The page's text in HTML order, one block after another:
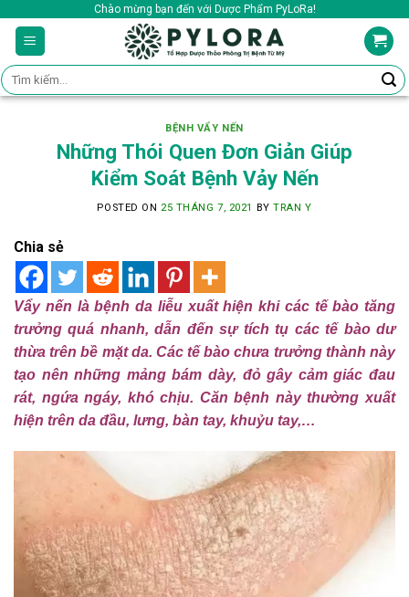
content
Chào mừng bạn đến với Dược Phẩm PyLoRa!
Tìm
kiếm:
BỆNH VẨY NẾN
Những Thói Quen Đơn Giản Giúp
Kiểm Soát Bệnh Vảy Nến
POSTED ON 25 THÁNG 7, 2021 BYTRAN Y
Chia sẻ
Vẩy nến là bệnh da liễu xuất hiện khi các tế bào tăng
trưởng quá nhanh, dẫn đến sự tích tụ các tế bào dư
thừa trên bề mặt da. Các tế bào chưa trưởng thành này
tạo nên những mảng bám dày, đỏ gây cảm giác đau
rát, ngứa ngáy, khó chịu. Căn bệnh này thường xuất
hiện trên da đầu, lưng, bàn tay, khuỷu tay,…